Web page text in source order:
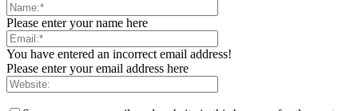
Please enter your name here
You have entered an incorrect email address!
Please enter your email address here